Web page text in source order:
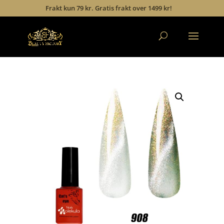
Frakt kun 79 kr. Gratis frakt over 1499 kr!